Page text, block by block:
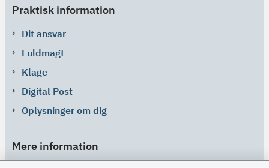
Praktisk information
Dit ansvar
Fuldmagt
Klage
Digital Post
Oplysninger om dig
Mere information